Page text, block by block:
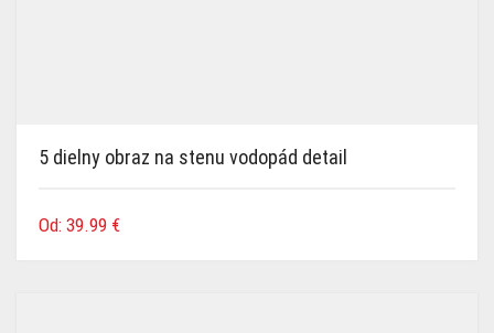
5 dielny obraz na stenu vodopád detail
Od: 39.99 €